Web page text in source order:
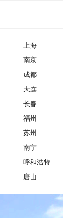
上海
南京
成都
大连
长春
福州
苏州
南宁
呼和浩特
唐山